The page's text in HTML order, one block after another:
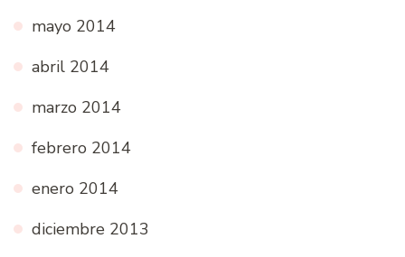
mayo 2014
abril 2014
marzo 2014
febrero 2014
enero 2014
diciembre 2013